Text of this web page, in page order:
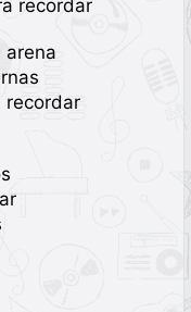
recordar
arena
recordar